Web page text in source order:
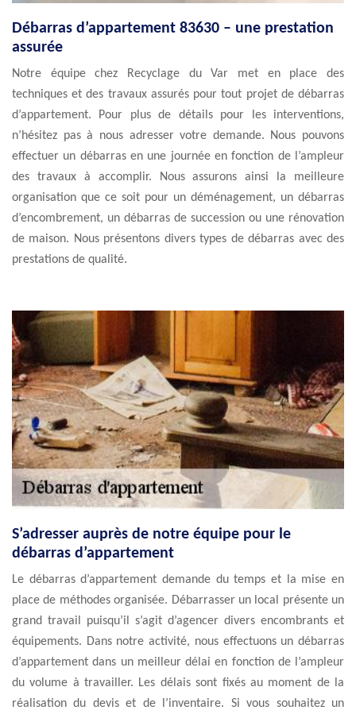
Débarras d’appartement 83630 – une prestation
assurée
Notre équipe chez Recyclage du Var met en place des
techniques et des travaux assurés pour tout projet de débarras
d’appartement. Pour plus de détails pour les interventions,
n’hésitez pas à nous adresser votre demande. Nous pouvons
effectuer un débarras en une journée en fonction de l’ampleur
des travaux à accomplir. Nous assurons ainsi la meilleure
organisation que ce soit pour un déménagement, un débarras
d’encombrement, un débarras de succession ou une rénovation
de maison. Nous présentons divers types de débarras avec des
prestations de qualité.
S’adresser auprès de notre équipe pour le
débarras d’appartement
Le débarras d’appartement demande du temps et la mise en
place de méthodes organisée. Débarrasser un local présente un
grand travail puisqu’il s’agit d’agencer divers encombrants et
équipements. Dans notre activité, nous effectuons un débarras
d’appartement dans un meilleur délai en fonction de l’ampleur
du volume à travailler. Les délais sont fixés au moment de la
réalisation du devis et de l’inventaire. Si vous souhaitez un